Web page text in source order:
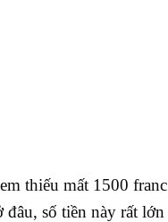
thiếu mất 1500 franc
số tiền này rất lớn